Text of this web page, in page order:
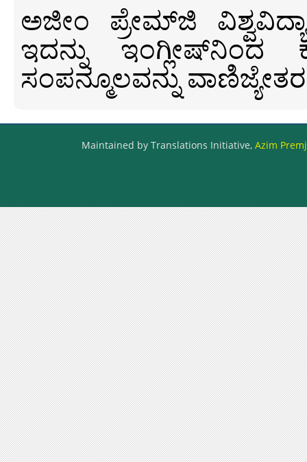
ಅಜೀಂ ಪ್ರೇಮ್‍ಜಿ
ಇದನ್ನು ಇಂಗ್ಲೀಷ್‍ನಿಂದ
ಸಂಪನ್ಮೂಲವನ್ನು
Maintained by Translations Initiative, Azim